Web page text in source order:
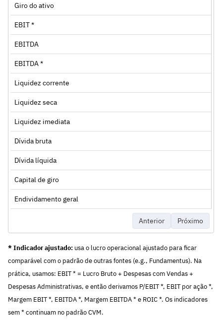
Giro do ativo
EBIT *
EBITDA
EBITDA *
Liquidez corrente
Liquidez seca
Liquidez imediata
Dívida bruta
Dívida líquida
Capital de giro
Endividamento geral
Anterior Próximo
* Indicador ajustado: usa o lucro operacional ajustado para ficar
comparável com o padrão de outras fontes (e.g., Fundamentus). Na
prática, usamos: EBIT * = Lucro Bruto + Despesas com Vendas +
Despesas Administrativas, e então derivamos P/EBIT *, EBIT por ação *,
Margem EBIT *, EBITDA *, Margem EBITDA * e ROIC *. Os indicadores
sem * continuam no padrão CVM.